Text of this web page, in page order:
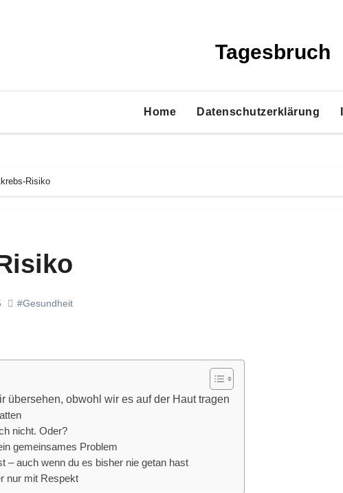
Tagesbruch
Home Datenschutzerklärung
Risiko
#Gesundheit
übersehen, obwohl wir es auf der Haut tragen
nicht. Oder?
gemeinsames Problem
– auch wenn du es bisher nie getan hast
nur mit Respekt